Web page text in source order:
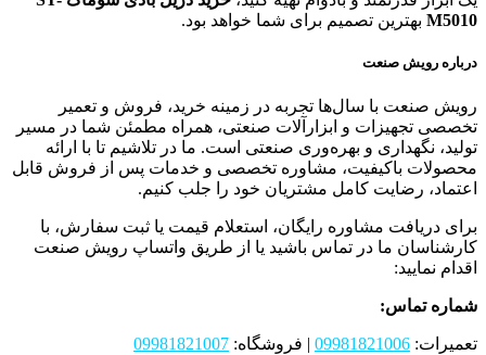
M5010 بهترین تصمیم برای شما خواهد بود.
درباره رویش صنعت
رویش صنعت با سال‌ها تجربه در زمینه خرید، فروش و تعمیر
تخصصی تجهیزات و ابزارآلات صنعتی، همراه مطمئن شما در مسیر
تولید، نگهداری و بهره‌وری صنعتی است. ما در تلاشیم تا با ارائه
محصولات باکیفیت، مشاوره تخصصی و خدمات پس از فروش قابل
اعتماد، رضایت کامل مشتریان خود را جلب کنیم.
برای دریافت مشاوره رایگان، استعلام قیمت یا ثبت سفارش، با
کارشناسان ما در تماس باشید یا از طریق واتساپ رویش صنعت
اقدام نمایید:
شماره تماس:
تعمیرات: 09981821006 | فروشگاه: 09981821007